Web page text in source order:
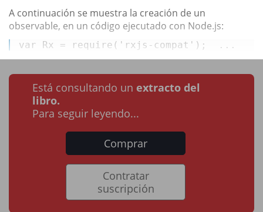
A continuación se muestra la creación de un
observable, en un código ejecutado con Node.js:
var Rx = require ( 'rxjs-compat' );  ...
Está consultando un extracto del
libro.
Para seguir leyendo...
Comprar
Contratar
suscripción